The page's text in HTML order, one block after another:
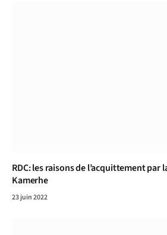
RDC: les raisons de l’acquittement par
Kamerhe
23 juin 2022